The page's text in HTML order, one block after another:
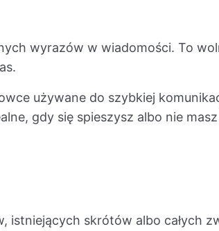
wyrazów w wiadomości. To
używane do szybkiej
gdy się spieszysz albo nie
istniejących skrótów albo całych